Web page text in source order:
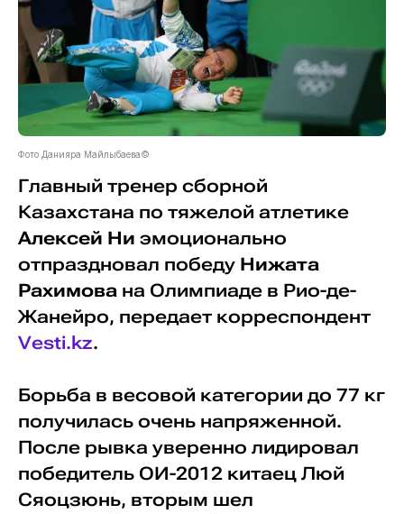
Фото Данияра Майлыбаева©
Главный тренер сборной
Казахстана по тяжелой атлетике
Алексей Ни эмоционально
отпраздновал победу Нижата
Рахимова на Олимпиаде в Рио-де-
Жанейро, передает корреспондент
Vesti.kz.
Борьба в весовой категории до 77 кг
получилась очень напряженной.
После рывка уверенно лидировал
победитель ОИ-2012 китаец Люй
Сяоцзюнь, вторым шел